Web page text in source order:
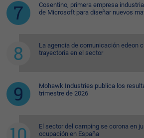
Cosentino, primera empresa
de Microsoft para diseñar nuevos
La agencia de comunicación edeon
trayectoria en el sector
Mohawk Industries publica los
trimestre de 2026
El sector del camping se corona en
ocupación en España